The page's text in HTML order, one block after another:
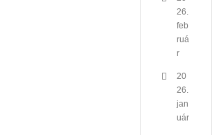
26.
feb
ruá
r
20
26.
jan
uár